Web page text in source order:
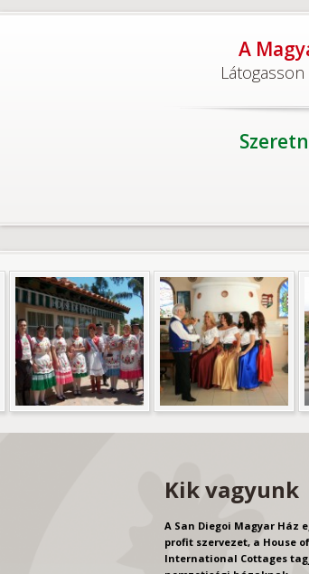
A
Kik vagyunk
A San Diegoi Magyar Ház
profit szervezet, a House
International Cottages